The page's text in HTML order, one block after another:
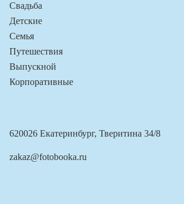
Свадьба
Детские
Семья
Путешествия
Выпускной
Корпоративные
620026 Екатеринбург, Тверитина 34/8
zakaz@fotobooka.ru